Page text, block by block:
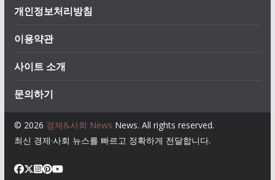
개인정보처리방침
이용약관
사이트 소개
문의하기
© 2026 경제&사회 News News. All rights reserved.
최신 경제·사회 뉴스를 빠르고 정확하게 전달합니다.